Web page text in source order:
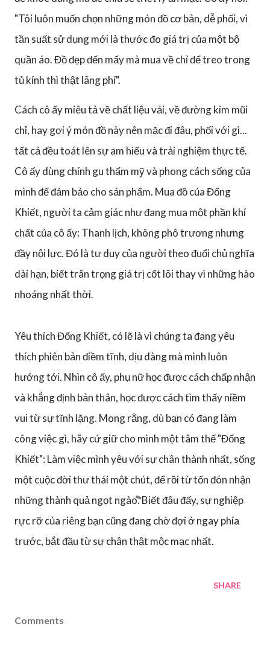
"Tôi luôn muốn chọn những món đồ cơ bản, dễ phối, vì
tần suất sử dụng mới là thước đo giá trị của một bộ
quần áo. Đồ đẹp đến mấy mà mua về chỉ để treo trong
tủ kính thì thật lãng phí".
Cách cô ấy miêu tả về chất liệu vải, về đường kim mũi
chỉ, hay gợi ý món đồ này nên mặc đi đâu, phối với gì...
tất cả đều toát lên sự am hiểu và trải nghiệm thực tế.
Cô ấy dùng chính gu thẩm mỹ và phong cách sống của
mình để đảm bảo cho sản phẩm. Mua đồ của Đổng
Khiết, người ta cảm giác như đang mua một phần khí
chất của cô ấy: Thanh lịch, không phô trương nhưng
đầy nội lực. Đó là tư duy của người theo đuổi chủ nghĩa
dài hạn, biết trân trọng giá trị cốt lõi thay vì những hào
nhoáng nhất thời.
Yêu thích Đổng Khiết, có lẽ là vì chúng ta đang yêu
thích phiên bản điềm tĩnh, dịu dàng mà mình luôn
hướng tới. Nhìn cô ấy, phụ nữ học được cách chấp nhận
và khẳng định bản thân, học được cách tìm thấy niềm
vui từ sự tĩnh lặng. Mong rằng, dù bạn có đang làm
công việc gì, hãy cứ giữ cho mình một tâm thế "Đổng
Khiết": Làm việc mình yêu với sự chân thành nhất, sống
một cuộc đời thư thái một chút, để rồi từ tốn đón nhận
những thành quả ngọt ngào. Biết đâu đấy, sự nghiệp
rực rỡ của riêng bạn cũng đang chờ đợi ở ngay phía
trước, bắt đầu từ sự chân thật mộc mạc nhất.
SHARE
Comments